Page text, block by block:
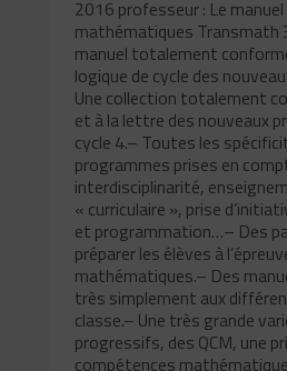
2016 professeur : Le manuel
mathématiques Transmath
manuel totalement
logique de cycle des
Une collection totalement
et à la lettre des nouveaux
cycle 4.– Toutes les
programmes prises en
interdisciplinarité,
« curriculaire », prise
et programmation…– Des
préparer les élèves à
mathématiques.– Des
très simplement aux
classe.– Une très grande
progressifs, des QCM, une
compétences